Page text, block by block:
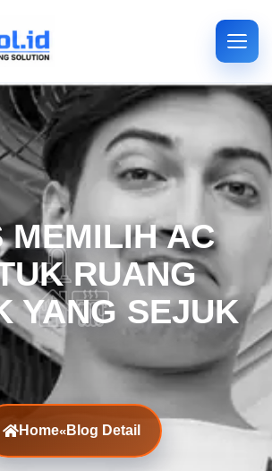
MEMILIH AC
RUANG
YANG SEJUK
Home«Blog Detail